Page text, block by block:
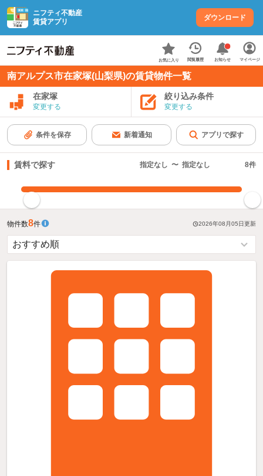
ニフティ不動産
賃貸アプリ
ダウンロード
お気に入り 閲覧履歴 お知らせ マイページ
南アルプス市在家塚(山梨県)の賃貸物件一覧
在家塚
変更する
絞り込み条件
変更する
条件を保存 新着通知 アプリで探す
賃料で探す 指定なし 〜 指定なし 8件
物件数8件 2026年08月05日更新